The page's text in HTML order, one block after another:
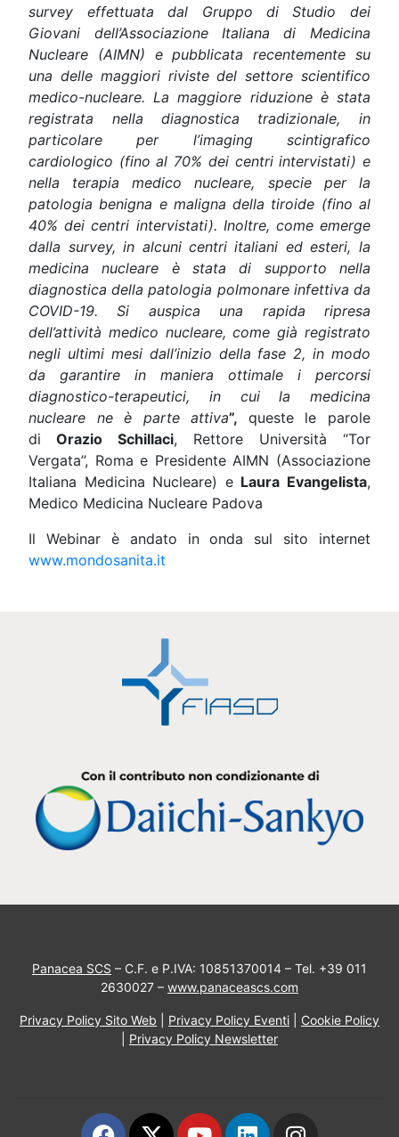
survey effettuata dal Gruppo di Studio dei
Giovani dell’Associazione Italiana di Medicina
Nucleare (AIMN) e pubblicata recentemente su
una delle maggiori rivistedel settore scientifico
medico-nucleare. La maggiore riduzione è stata
registrata nella diagnostica tradizionale, in
particolare per l’imaging scintigrafico
cardiologico (fino al 70% dei centriintervistati) e
nella terapia medico nucleare, specie per la
patologia benigna e maligna della tiroide (fino al
40% dei centri intervistati). Inoltre, come emerge
dalla survey, in alcuni centri italiani ed esteri, la
medicina nucleare è stata di supporto nella
diagnostica della patologia polmonare infettiva da
COVID-19. Si auspica una rapida ripresa
dell’attività medico nucleare, come già registrato
negli ultimi mesi dall’inizio della fase 2, in modo
da garantire in maniera ottimale i percorsi
diagnostico-terapeutici, in cui la medicina
nucleare ne è parte attiva”, queste le parole
di Orazio Schillaci, Rettore Università “Tor
Vergata”, Roma e Presidente AIMN (Associazione
Italiana Medicina Nucleare) e Laura Evangelista,
Medico Medicina Nucleare Padova
Il Webinar è andato in onda sul sito internet
www.mondosanita.it
Panacea SCS – C.F. e P.IVA: 10851370014 – Tel. +39 011
2630027 – www.panaceascs.com
Privacy Policy Sito Web Privacy Policy Eventi
Cookie Policy
Privacy Policy Newsletter